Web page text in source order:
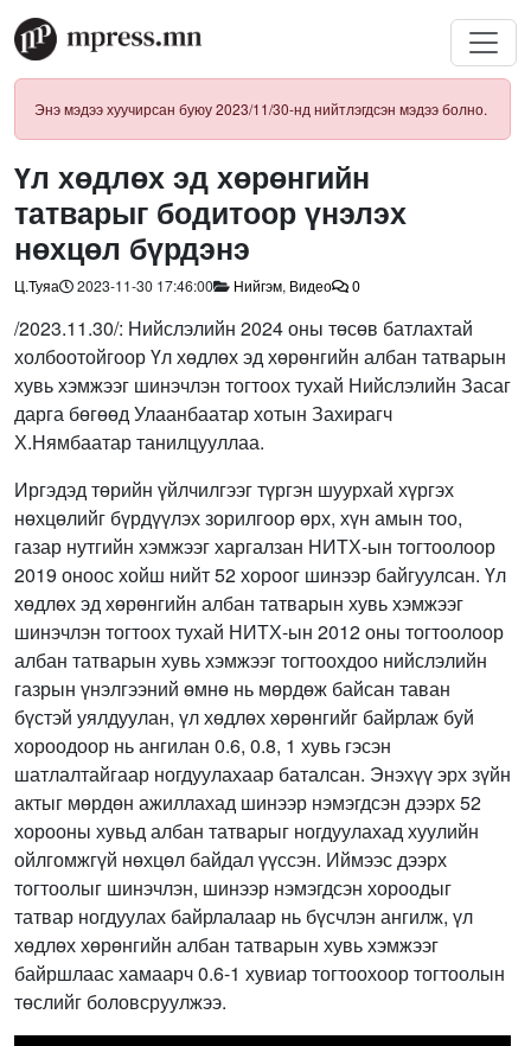
Энэ мэдээ хуучирсан буюу 2023/11/30-нд нийтлэгдсэн мэдээ болно.
Үл хөдлөх эд хөрөнгийн
татварыг бодитоор үнэлэх
нөхцөл бүрдэнэ
Ц.Туяа 2023-11-30 17:46:00 Нийгэм, Видео 0
/2023.11.30/: Нийслэлийн 2024 оны төсөв батлахтай
холбоотойгоор Үл хөдлөх эд хөрөнгийн албан татварын
хувь хэмжээг шинэчлэн тогтоох тухай Нийслэлийн Засаг
дарга бөгөөд Улаанбаатар хотын Захирагч
Х.Нямбаатар танилцууллаа.
Иргэдэд төрийн үйлчилгээг түргэн шуурхай хүргэх
нөхцөлийг бүрдүүлэх зорилгоор өрх, хүн амын тоо,
газар нутгийн хэмжээг харгалзан НИТХ-ын тогтоолоор
2019 оноос хойш нийт 52 хороог шинээр байгуулсан. Үл
хөдлөх эд хөрөнгийн албан татварын хувь хэмжээг
шинэчлэн тогтоох тухай НИТХ-ын 2012 оны тогтоолоор
албан татварын хувь хэмжээг тогтоохдоо нийслэлийн
газрын үнэлгээний өмнө нь мөрдөж байсан таван
бүстэй уялдуулан, үл хөдлөх хөрөнгийг байрлаж буй
хороодоор нь ангилан 0.6, 0.8, 1 хувь гэсэн
шатлалтайгаар ногдуулахаар баталсан. Энэхүү эрх зүйн
актыг мөрдөн ажиллахад шинээр нэмэгдсэн дээрх 52
хорооны хувьд албан татварыг ногдуулахад хуулийн
ойлгомжгүй нөхцөл байдал үүссэн. Иймээс дээрх
тогтоолыг шинэчлэн, шинээр нэмэгдсэн хороодыг
татвар ногдуулах байрлалаар нь бүсчлэн ангилж, үл
хөдлөх хөрөнгийн албан татварын хувь хэмжээг
байршлаас хамаарч 0.6-1 хувиар тогтоохоор тогтоолын
төслийг боловсруулжээ.